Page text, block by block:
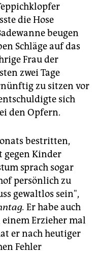
die Hose
beugen
Schläge auf das
Frau der
zwei Tage
zu sitzen vor
sich
den Opfern.
bestritten,
gegen Kinder
sprach sogar
persönlich zu
gewaltlos sein",
Er habe auch
Erzieher mal
er nach heutiger
Fehler